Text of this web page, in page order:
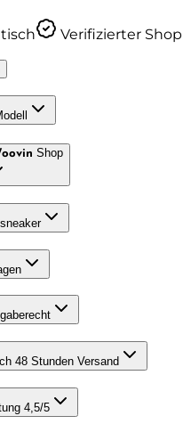
Verifizierter Shop
Shop
48 Stunden Versand
4,5/5